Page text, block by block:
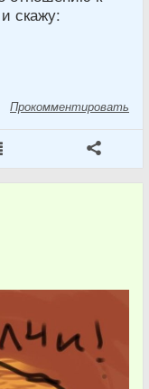
скажу:
Прокомментировать